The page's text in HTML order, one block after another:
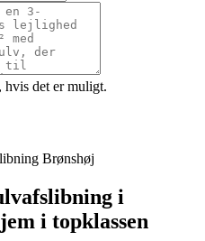
det er muligt.
Brønshøj
i
i topklassen